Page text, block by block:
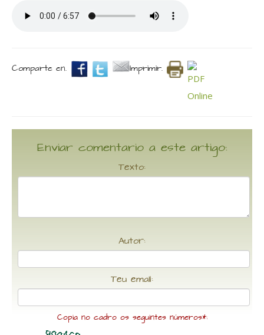
Comparte en. Imprimir.
Enviar comentario a este artigo:
Texto:
Autor:
Teu email:
Copia no cadro os seguintes números*: